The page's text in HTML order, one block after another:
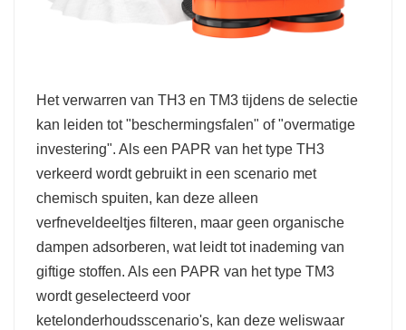
Het verwarren van TH3 en TM3 tijdens de selectie
kan leiden tot "beschermingsfalen" of "overmatige
investering". Als een PAPR van het type TH3
verkeerd wordt gebruikt in een scenario met
chemisch spuiten, kan deze alleen
verfneveldeeltjes filteren, maar geen organische
dampen adsorberen, wat leidt tot inademing van
giftige stoffen. Als een PAPR van het type TM3
wordt geselecteerd voor
ketelonderhoudsscenario's, kan deze weliswaar